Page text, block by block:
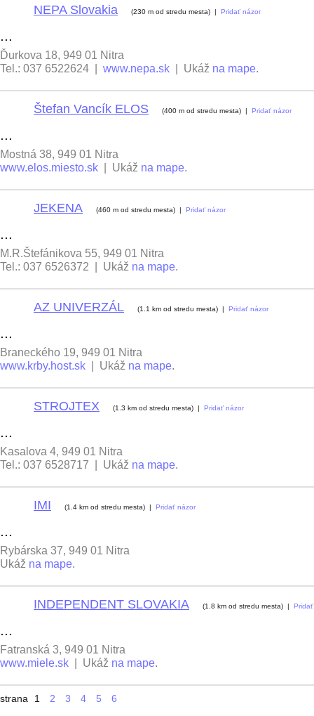
NEPA Slovakia (230 m od stredu mesta) | Pridať názor
...
Ďurkova 18, 949 01 Nitra
Tel.: 037 6522624 | www.nepa.sk | Ukáž na mape.
Štefan Vancík ELOS (400 m od stredu mesta) | Pridať názor
...
Mostná 38, 949 01 Nitra
www.elos.miesto.sk | Ukáž na mape.
JEKENA (460 m od stredu mesta) | Pridať názor
...
M.R.Štefánikova 55, 949 01 Nitra
Tel.: 037 6526372 | Ukáž na mape.
AZ UNIVERZÁL (1.1 km od stredu mesta) | Pridať názor
...
Braneckého 19, 949 01 Nitra
www.krby.host.sk | Ukáž na mape.
STROJTEX (1.3 km od stredu mesta) | Pridať názor
...
Kasalova 4, 949 01 Nitra
Tel.: 037 6528717 | Ukáž na mape.
IMI (1.4 km od stredu mesta) | Pridať názor
...
Rybárska 37, 949 01 Nitra
Ukáž na mape.
INDEPENDENT SLOVAKIA (1.8 km od stredu mesta) |
...
Fatranská 3, 949 01 Nitra
www.miele.sk | Ukáž na mape.
strana 1 2 3 4 5 6